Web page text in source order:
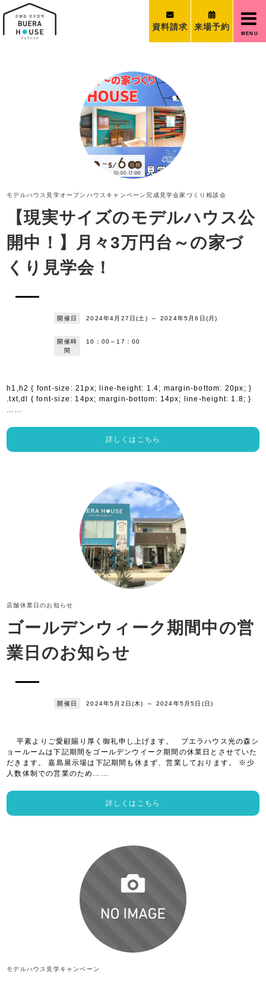
資料請求 来場予約
MENU
モデルハウス見学オープンハウス キャンペーン完成見学会家づくり相談会
【現実サイズのモデルハウス公
開中！】月々3万円台～の家づ
くり見学会！
開催日 2024年4月27日(土) ～ 2024年5月6日(月)
開催時
間
10：00～17：00
h1,h2 { font-size: 21px; line-height: 1.4; margin-bottom: 20px; }
.txt,dl { font-size: 14px; margin-bottom: 14px; line-height: 1.8; }
……
詳しくはこちら
店舗休業日のお知らせ
ゴールデンウィーク期間中の営
業日のお知らせ
開催日 2024年5月2日(木) ～ 2024年5月5日(日)
平素よりご愛顧賜り厚く御礼申し上げます。 ブエラハウス光の森シ
ョールームは下記期間をゴールデンウイーク期間の休業日とさせていた
だきます。 嘉島展示場は下記期間も休まず、営業しております。 ※少
人数体制での営業のため……
詳しくはこちら
モデルハウス見学キャンペーン